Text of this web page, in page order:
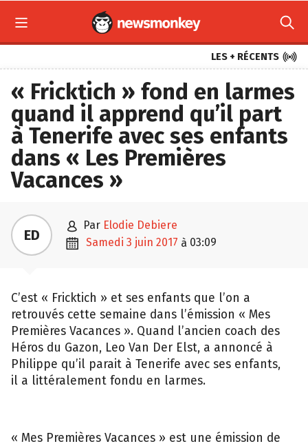
 
LES + RÉCENTS 
« Fricktich » fond en larmes
quand il apprend qu’il part
à Tenerife avec ses enfants
dans « Les Premières
Vacances »
ED  par Elodie Debiere
 samedi 3 juin 2017 à 03:09
C’est « Fricktich » et ses enfants que l’on a
retrouvés cette semaine dans l’émission « Mes
Premières Vacances ». Quand l’ancien coach des
Héros du Gazon, Leo Van Der Elst, a annoncé à
Philippe qu’il parait à Tenerife avec ses enfants,
il a littéralement fondu en larmes.
« Mes Premières Vacances » est une émission de